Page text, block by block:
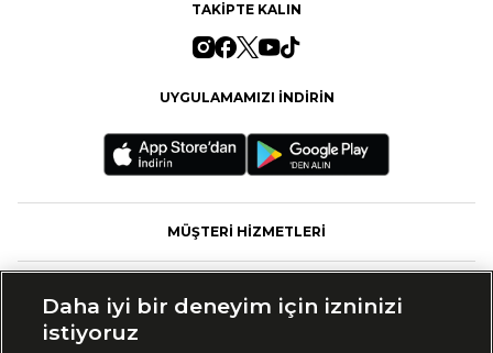
TAKİPTE KALIN
UYGULAMAMIZI İNDİRİN
MÜŞTERİ HİZMETLERİ
Daha iyi bir deneyim için izninizi
istiyoruz